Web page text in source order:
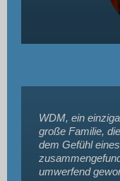
WDM, ein
große Familie,
dem Gefühl
umwerfend